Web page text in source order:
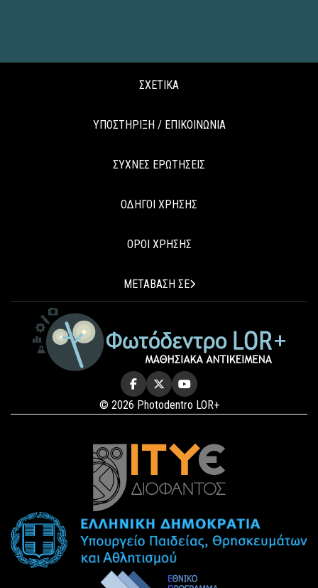
ΣΧΕΤΙΚΑ
ΥΠΟΣΤΗΡΙΞΗ / ΕΠΙΚΟΙΝΩΝΙΑ
ΣΥΧΝΕΣ ΕΡΩΤΗΣΕΙΣ
ΟΔΗΓΟΙ ΧΡΗΣΗΣ
ΟΡΟΙ ΧΡΗΣΗΣ
ΜΕΤΑΒΑΣΗ ΣΕ
© 2026 Photodentro LOR+